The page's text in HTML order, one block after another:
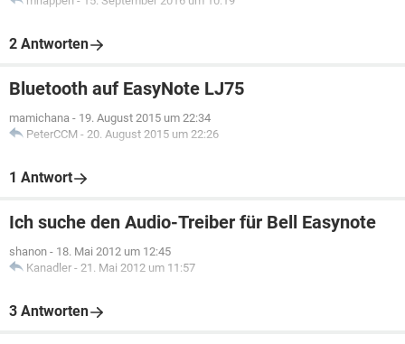
2 Antworten
Bluetooth auf EasyNote LJ75
mamichana - 19. August 2015 um 22:34
PeterCCM - 20. August 2015 um 22:26
1 Antwort
Ich suche den Audio-Treiber für Bell Easynote
shanon - 18. Mai 2012 um 12:45
Kanadler - 21. Mai 2012 um 11:57
3 Antworten